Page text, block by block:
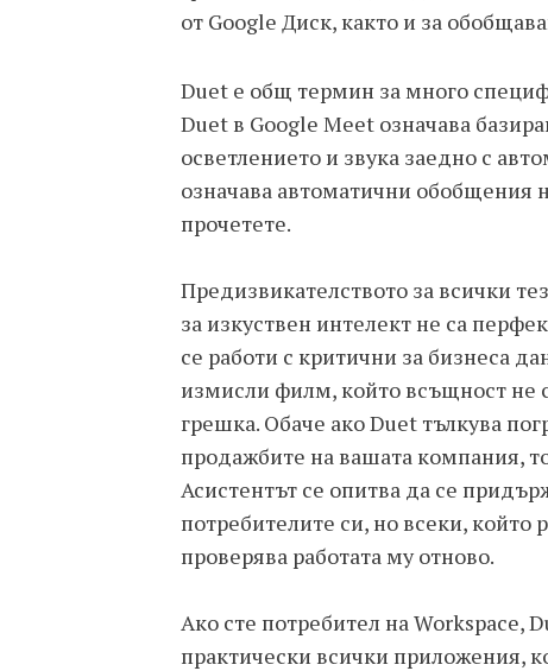
от Google Диск, както и за
Duet е общ термин за много
Duet в Google Meet означава
осветлението и звука заедно с
означава автоматични обобщения
прочетете.
Предизвикателството за всички
за изкуствен интелект не са
се работи с критични за бизнеса
измисли филм, който всъщност не
грешка. Обаче ако Duet тълкува
продажбите на вашата компания,
Асистентът се опитва да се
потребителите си, но всеки,
проверява работата му отново.
Ако сте потребител на Workspace,
практически всички приложения,